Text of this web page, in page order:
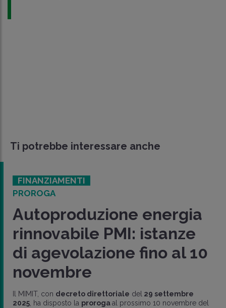
Ti potrebbe interessare anche
FINANZIAMENTI
PROROGA
Autoproduzione energia
rinnovabile PMI: istanze
di agevolazione fino al 10
novembre
Il MIMIT, con decreto direttoriale del 29 settembre
2025 , ha disposto la prorogaal prossimo 10 novembre del